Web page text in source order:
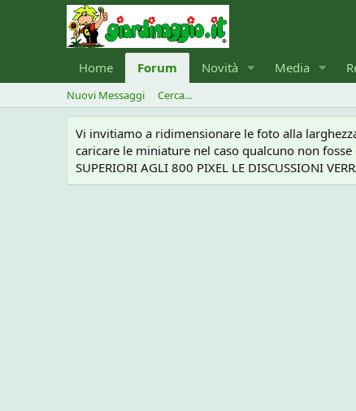
Home Forum Novità Media
Nuovi Messaggi Cerca...
Vi invitiamo a ridimensionare le foto alla
caricare le miniature nel caso qualcuno non fosse
SUPERIORI AGLI 800 PIXEL LE DISCUSSIONI